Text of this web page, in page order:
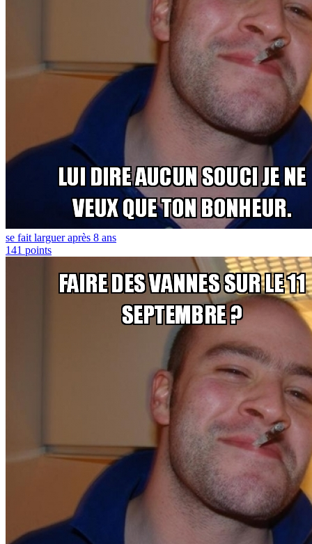
se fait larguer après 8 ans
141 points